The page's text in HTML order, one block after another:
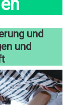
und
und